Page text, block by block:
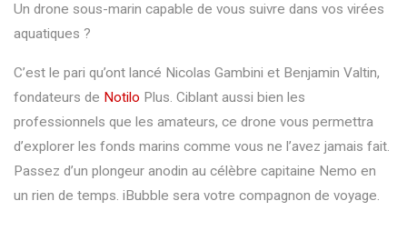
Un drone sous-marin capable de vous suivre dans vos virées
aquatiques ?
C’est le pari qu’ont lancé Nicolas Gambini et Benjamin Valtin,
fondateurs de Notilo Plus. Ciblant aussi bien les
professionnels que les amateurs, ce drone vous permettra
d’explorer les fonds marins comme vous ne l’avez jamais fait.
Passez d’un plongeur anodin au célèbre capitaine Nemo en
un rien de temps. iBubble sera votre compagnon de voyage.